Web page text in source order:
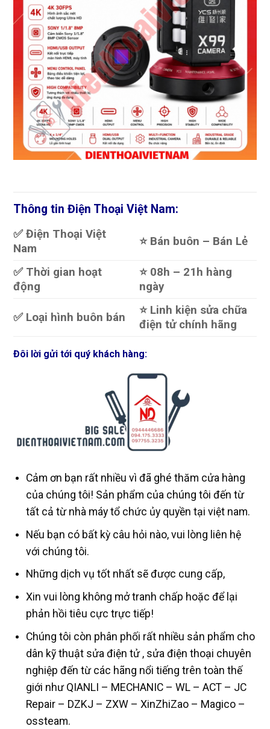
Thông tin Điện Thoại Việt Nam:
✅ Điện Thoại Việt
Nam
⭐️ Bán buôn – Bán Lẻ
✅ Thời gian hoạt
động
⭐️ 08h – 21h hàng
ngày
✅ Loại hình buôn bán
⭐️ Linh kiện sửa chữa
điện tử chính hãng
Đôi lời gửi tới quý khách hàng:
Cảm ơn bạn rất nhiều vì đã ghé thăm cửa hàng
của chúng tôi! Sản phẩm của chúng tôi đến từ
tất cả từ nhà máy tổ chức ủy quyền tại việt nam.
Nếu bạn có bất kỳ câu hỏi nào, vui lòng liên hệ
với chúng tôi.
Những dịch vụ tốt nhất sẽ được cung cấp,
Xin vui lòng không mở tranh chấp hoặc để lại
phản hồi tiêu cực trực tiếp!
Chúng tôi còn phân phối rất nhiều sản phẩm cho
dân kỹ thuật sửa điện tử , sửa điện thoại chuyên
nghiệp đến từ các hãng nổi tiếng trên toàn thế
giới như QIANLI – MECHANIC – WL – ACT – JC
Repair – DZKJ – ZXW – XinZhiZao – Magico –
ossteam.